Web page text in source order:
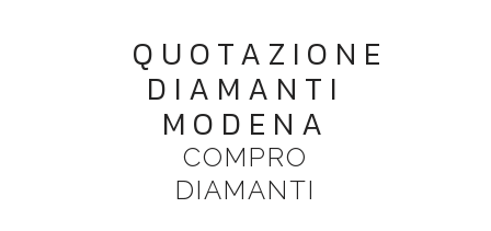
QUOTAZIONE
DIAMANTI
MODENA
COMPRO
DIAMANTI